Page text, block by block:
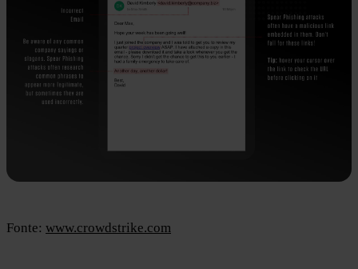
Fonte: www.crowdstrike.com